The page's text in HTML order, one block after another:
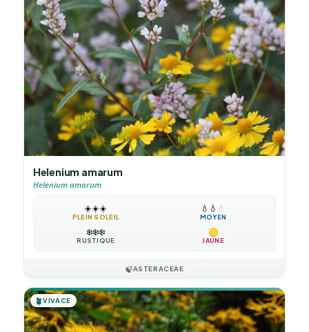
Helenium amarum
Helenium amarum
☀️☀️☀️
PLEIN SOLEIL
💧 💧 💧
MOYEN
❄️❄️❄️
RUSTIQUE JAUNE
🍃ASTERACEAE
🪴VIVACE